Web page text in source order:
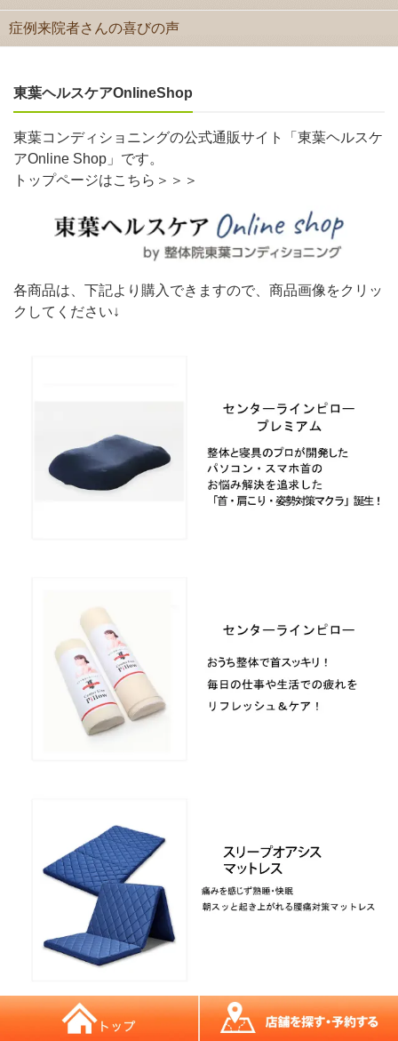
症例来院者さんの喜びの声
東葉ヘルスケアOnlineShop
東葉コンディショニングの公式通販サイト「東葉ヘルスケ
アOnline Shop」です。
トップページはこちら＞＞＞
各商品は、下記より購入できますので、商品画像をクリッ
クしてください↓